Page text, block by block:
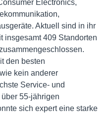
Electronics,
Aktuell sind in ihr
insgesamt 409 Standorten
den besten
kein anderer
Service- und
55-jährigen
sich expert eine starke